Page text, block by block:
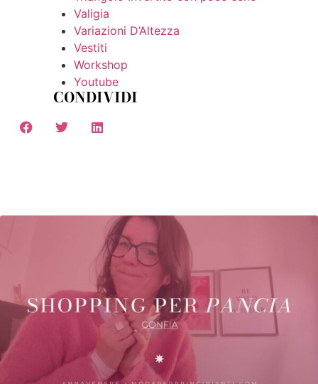
Valigia
Variazioni D’Altezza
Vestiti
Workshop
Youtube
CONDIVIDI